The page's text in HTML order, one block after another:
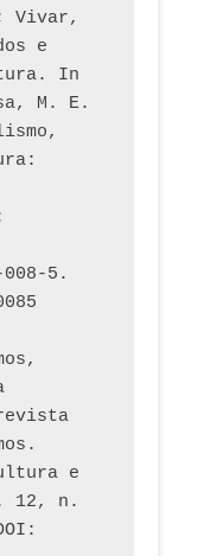
Vivar,
e
In
M. E.
008-5.
e
12, n.